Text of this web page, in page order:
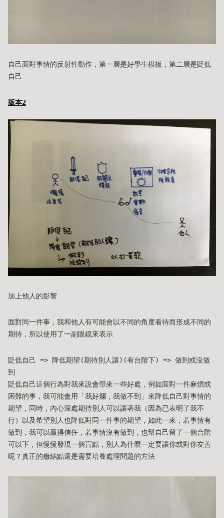
自己面對事情的反射性動作，第一層是好學生模板，第二層是貶低
自己
版本2
加上他人的影響
面對同一件事，我和他人有可能會以不同的角度看待而形成不同的
期待，所以使用了一副眼鏡來表示
貶低自己 => 降低期望(期待別人讓)(有台階下) => 做到或沒做
到
貶低自己這個行為對我來說會帶來一些好處，例如面對一件麻煩或
困難的事，我可能會用「我好爛，我做不到」來降低自己對事情的
期望，同時，內心深處期待別人可以讓著我（因為已表明了我不
行）以及希望別人也降低對同一件事的期望，如此一來，若事情有
做到，我可以贏得信任，若事情沒有做到，也幫自己留了一個台階
可以下，但慢慢發現一個盲點，別人為什麼一定要讓你或對你友善
呢？真正的癥結點還是需要培養處理問題的方法